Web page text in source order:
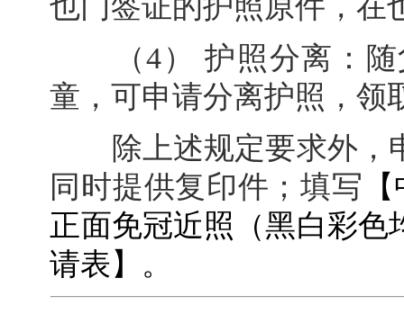
也门签证的护照原件，在
（4） 护照分离：随
童，可申请分离护照，领
除上述规定要求外，
同时提供复印件；填写
正面免冠近照（黑白彩色
请表】。